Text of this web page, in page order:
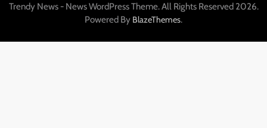
Trendy News - News WordPress Theme. All Rights Reserved 2026.
Powered By BlazeThemes.